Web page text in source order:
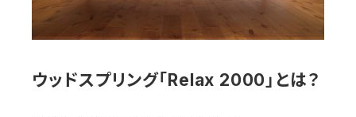
ウッドスプリング「Relax 2000」とは？